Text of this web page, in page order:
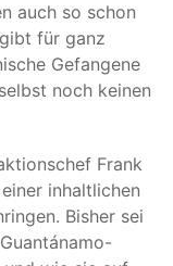
auch so schon
für ganz
Gefangene
noch keinen
Frank
inhaltlichen
Bisher sei